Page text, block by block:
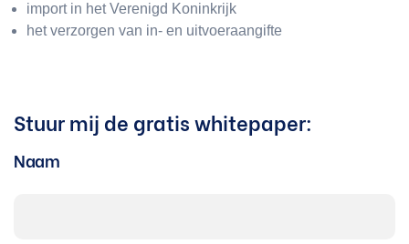
import in het Verenigd Koninkrijk
het verzorgen van in- en uitvoeraangifte
Stuur mij de gratis whitepaper:
Naam